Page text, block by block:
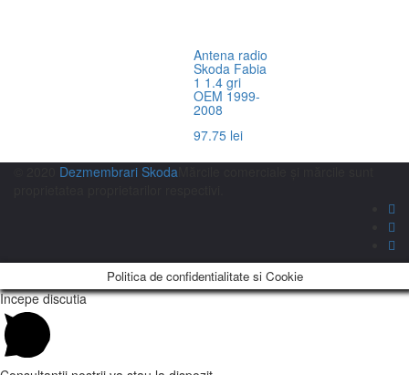
Antena radio
Skoda Fabia
1 1.4 gri
OEM 1999-
2008
97.75 lei
Dezmembrari Skoda
Politica de confidentialitate si Cookie
Incepe discutia